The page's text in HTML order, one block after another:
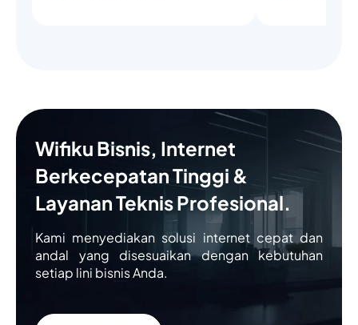
Wifiku Bisnis, Internet
Berkecepatan Tinggi &
Layanan Teknis Profesional.
Kami menyediakan solusi internet cepat dan
andal yang disesuaikan dengan kebutuhan
setiap lini bisnis Anda.